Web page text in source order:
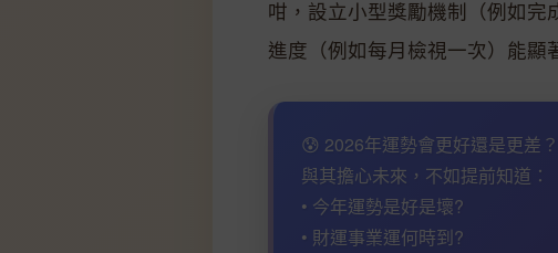
咁，設立小型獎勵機制（例如
進度（例如每月檢視一次）能顯
😰 2026年運勢會更好還是更差？
與其擔心未來，不如提前知道：
• 今年運勢是好是壞?
• 財運事業運何時到?